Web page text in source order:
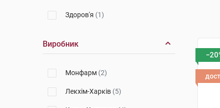
Здоров'я (1)
Виробник
Монфарм (2)
Лекхім-Харків (5)